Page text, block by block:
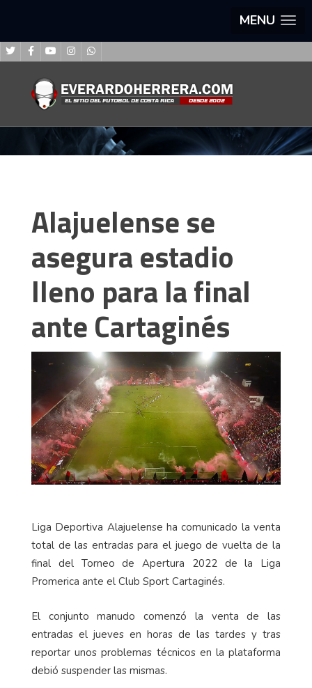
MENU
Alajuelense se
asegura estadio
lleno para la final
ante Cartaginés
Liga Deportiva Alajuelense ha comunicado la venta
total de las entradas para el juego de vuelta de la
final del Torneo de Apertura 2022 de la Liga
Promerica ante el Club Sport Cartaginés.
El conjunto manudo comenzó la venta de las
entradas el jueves en horas de las tardes y tras
reportar unos problemas técnicos en la plataforma
debió suspender las mismas.